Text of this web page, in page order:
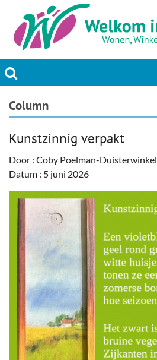
Actueel
Welzijn & Maatschappij
Prikbord & Aanbiedingen
Plaats bericht
Column
Kunstzinnig verpakt
Door : Coby Poelman-Duisterwinkel
Datum : 5 juni 2026